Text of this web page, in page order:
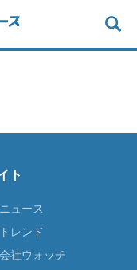
ト
ュース
レンド
社ウォッチ